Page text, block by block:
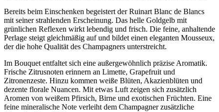
Bereits beim Einschenken begeistert der Ruinart Blanc de Blancs
mit seiner strahlenden Erscheinung. Das helle Goldgelb mit
grünlichen Reflexen wirkt lebendig und frisch. Die feine, anhaltende
Perlage steigt gleichmäßig auf und bildet einen eleganten Mousseux,
der die hohe Qualität des Champagners unterstreicht.
Im Bouquet entfaltet sich eine außergewöhnlich präzise Aromatik.
Frische Zitrusnoten erinnern an Limette, Grapefruit und
Zitronenzeste. Hinzu kommen weiße Blüten, Akazienblüten und
dezente florale Nuancen. Mit etwas Luft zeigen sich zusätzlich
Aromen von weißem Pfirsich, Birne und exotischen Früchten. Eine
feine mineralische Note verleiht dem Champagner zusätzliche